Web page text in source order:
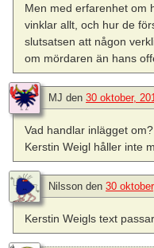
Men med erfarenhet om
vinklar allt, och hur de
slutsatsen att någon
om mördaren än hans
MJ den 30 oktober,
Vad handlar inlägget om?
Kerstin Weigl håller inte
Nilsson den 30
Kerstin Weigls text